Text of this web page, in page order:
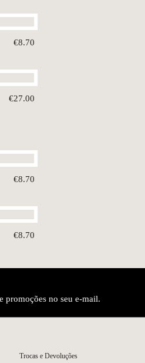
€8.70
€27.00
€8.70
€8.70
promoções no seu e-mail.
Trocas e Devoluções